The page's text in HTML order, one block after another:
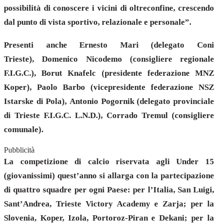
possibilità di conoscere i vicini di oltreconfine, crescendo
dal punto di vista sportivo, relazionale e personale”.
Presenti anche Ernesto Mari (delegato Coni
Trieste), Domenico Nicodemo (consigliere regionale
F.I.G.C.), Borut Knafelc (presidente federazione MNZ
Koper), Paolo Barbo (vicepresidente federazione NSZ
Istarske di Pola), Antonio Pogornik (delegato provinciale
di Trieste F.I.G.C. L.N.D.), Corrado Tremul (consigliere
comunale).
Pubblicità
La competizione di calcio riservata agli Under 15
(giovanissimi) quest’anno si allarga con la partecipazione
di quattro squadre per ogni Paese: per l’Italia, San Luigi,
Sant’Andrea, Trieste Victory Academy e Zarja; per la
Slovenia, Koper, Izola, Portoroz-Piran e Dekani; per la